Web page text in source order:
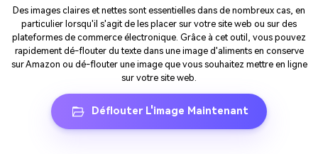
Des images claires et nettes sont essentielles dans de nombreux cas, en
particulier lorsqu'il s'agit de les placer sur votre site web ou sur des
plateformes de commerce électronique. Grâce à cet outil, vous pouvez
rapidement dé-flouter du texte dans une image d'aliments en conserve
sur Amazon ou dé-flouter une image que vous souhaitez mettre en ligne
sur votre site web.
Déflouter L'image Maintenant